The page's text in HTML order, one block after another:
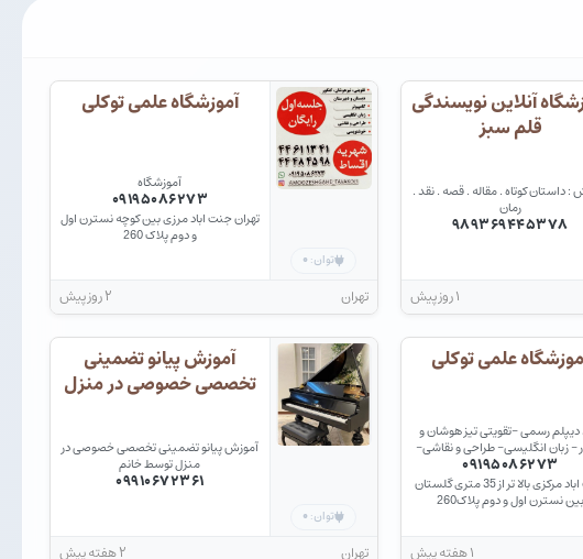
آنلاین نویسندگی
قلم سبز
: داستان کوتاه . مقاله . قصه . نقد .
رمان
۹۸۹۳۶۹۴۴۵۳۷۸
۱ روز پیش
توان: ۰
آموزشگاه علمی توکلی
آموزشگاه
۰۹۱۹۵۰۸۶۲۷۳
تهران جنت اباد مرزی بین کوچه نسترن اول
و دوم پلاک 260
تهران ۲ روز پیش
علمی توکلی
دیپلم رسمی -تقویتی تیز هوشان و
- زبان انگلیسی- طراحی و نقاشی-
زبان کره ای-خوشنویسی-هوش
کامپیوتر-گرافیک-نقشه کشی-
نویسی-معماری-سخت افزار-
حسابداری- معماری
۰۹۱۹۵۰۸۶۲۷۳
جنت اباد مرکزی بالا تر از 35 متری گلستان
بین نسترن اول و دوم پلاک260
۱ هفته پیش
توان: ۰
آموزش پیانو تضمینی
تخصصی خصوصی در منزل
آموزش پیانو تضمینی تخصصی خصوصی در
منزل توسط خانم
۰۹۹۱۰۶۷۲۳۶۱
تهران ۲ هفته پیش